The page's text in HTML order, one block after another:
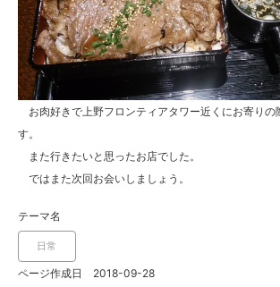
お肉好きで上野フロンティアタワー近くにお寄りの
す。
また行きたいと思ったお店でした。
ではまた次回お会いしましょう。
テーマ名
日常
ページ作成日 2018-09-28